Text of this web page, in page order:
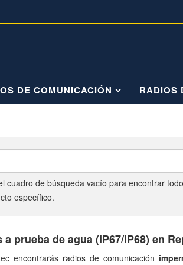
DE COMUNICACIÓN RADIOS
cuadro de búsqueda vacío para encontrar
específico.
a prueba de agua (IP67/IP68) en
encontrarás radios de comunicación